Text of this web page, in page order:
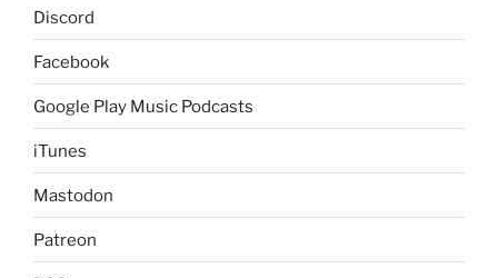
Discord
Facebook
Google Play Music Podcasts
iTunes
Mastodon
Patreon